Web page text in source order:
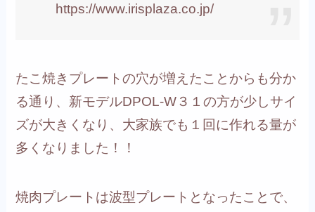
https://www.irisplaza.co.jp/
たこ焼きプレートの穴が増えたことからも分か
る通り、 新モデルDPOL-W３１の方が少しサイ
ズが大きくなり、大家族でも１回に作れる量が
多くなりました！！
焼肉プレートは波型プレートとなったことで、